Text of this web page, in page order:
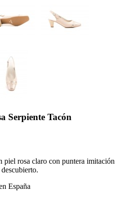
Serpiente Tacón
piel rosa claro con puntera imitación
España